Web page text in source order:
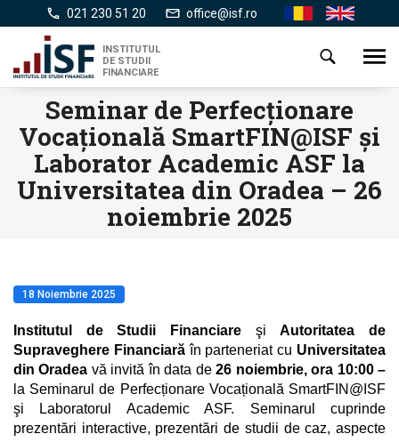
la
conţinutul
principal
021 230 51 20 office@isf.ro En
INSTITUTUL
DE STUDII
FINANCIARE
Seminar de Perfecționare
Vocațională SmartFIN@ISF şi
Laborator Academic ASF la
Universitatea din Oradea – 26
noiembrie 2025
18 Noiembrie 2025
Institutul de Studii Financiare şi Autoritatea de
Supraveghere Financiarăîn parteneriat cu Universitatea
din Oradea vă invită în data de26 noiembrie, ora 10:00 –
la Seminarul de Perfecționare Vocațională SmartFIN@ISF
şi Laboratorul Academic ASF. Seminarul cuprinde
prezentări interactive, prezentări de studii de caz, aspecte